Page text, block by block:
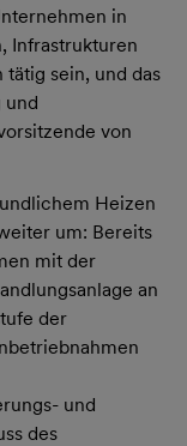
in
Infrastrukturen
sein, und das
und
von
Heizen
um: Bereits
mit der
an
der
und
des